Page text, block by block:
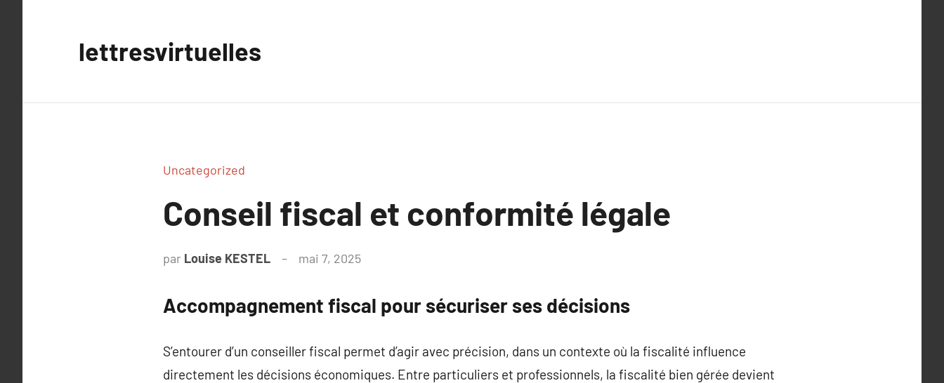
lettresvirtuelles
Uncategorized
Conseil fiscal et conformité légale
par Louise KESTEL mai 7, 2025
Accompagnement fiscal pour sécuriser ses décisions
S’entourer d’un conseiller fiscal permet d’agir avec précision, dans un contexte où la fiscalité influence
directement les décisions économiques. Entre particuliers et professionnels, la fiscalité bien gérée devient